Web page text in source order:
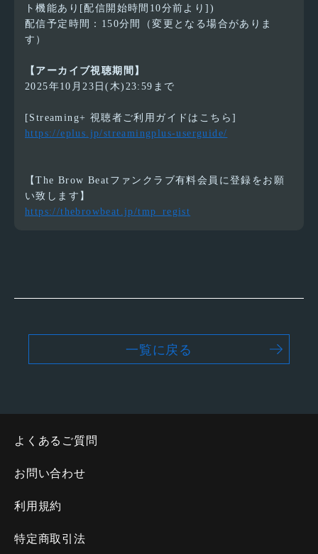
ト機能あり[配信開始時間10分前より])
配信予定時間：150分間（変更となる場合がありま
す）
【アーカイブ視聴期間】
2025年10月23日(木)23:59まで
[Streaming+ 視聴者ご利用ガイドはこちら]
https://eplus.jp/streamingplus-userguide/
【The Brow Beatファンクラブ有料会員に登録をお願
い致します】
https://thebrowbeat.jp/tmp_regist
一覧に戻る
よくあるご質問
お問い合わせ
利用規約
特定商取引法